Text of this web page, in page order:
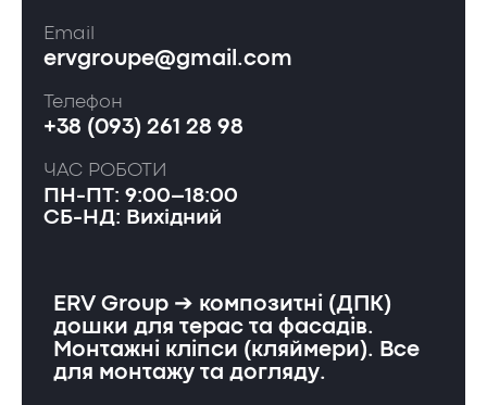
Email
ervgroupe@gmail.com
Телефон
+38 (093) 261 28 98
ЧАС РОБОТИ
ПН-ПТ: 9:00–18:00
СБ-НД: Вихідний
ERV Group ➔ композитні (ДПК)
дошки для терас та фасадів.
Монтажні кліпси (кляймери). Все
для монтажу та догляду.